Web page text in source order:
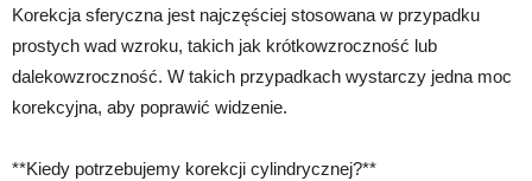
Korekcja sferyczna jest najczęściej stosowana w przypadku
prostych wad wzroku, takich jak krótkowzroczność lub
dalekowzroczność. W takich przypadkach wystarczy jedna moc
korekcyjna, aby poprawić widzenie.
**Kiedy potrzebujemy korekcji cylindrycznej?**